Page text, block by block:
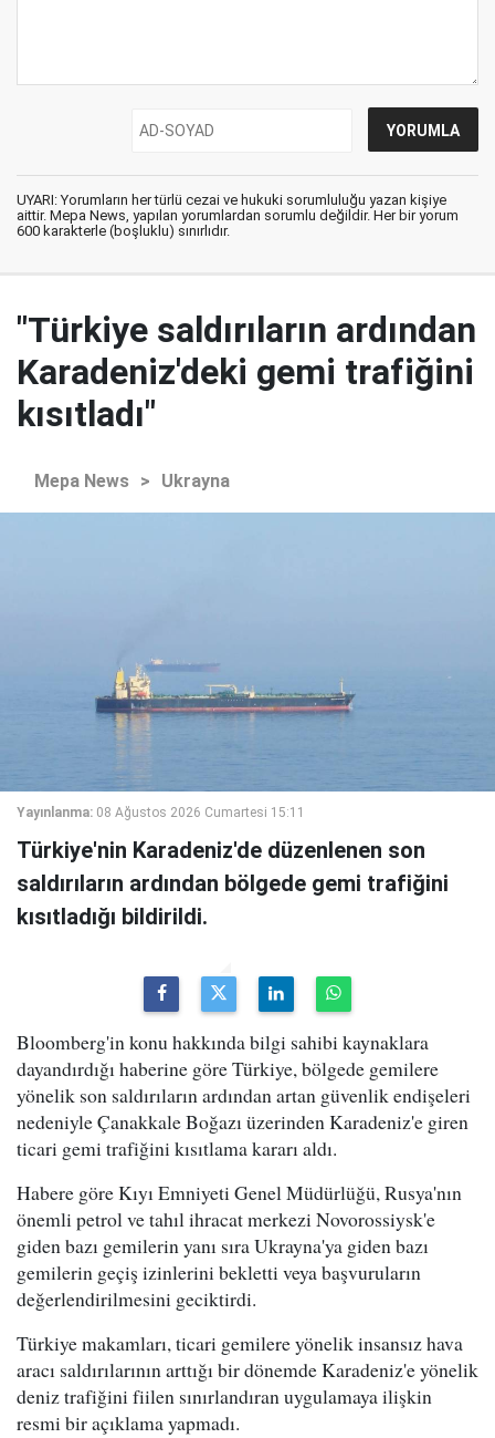
UYARI: Yorumların her türlü cezai ve hukuki sorumluluğu yazan kişiye
aittir. Mepa News, yapılan yorumlardan sorumlu değildir. Her bir yorum
600 karakterle (boşluklu) sınırlıdır.
"Türkiye saldırıların ardından
Karadeniz'deki gemi trafiğini
kısıtladı"
Mepa News > Ukrayna
Yayınlanma: 08 Ağustos 2026 Cumartesi 15:11
Türkiye'nin Karadeniz'de düzenlenen son
saldırıların ardından bölgede gemi trafiğini
kısıtladığı bildirildi.
Bloomberg'in konu hakkında bilgi sahibi kaynaklara
dayandırdığı haberine göre Türkiye, bölgede gemilere
yönelik son saldırıların ardından artan güvenlik endişeleri
nedeniyle Çanakkale Boğazı üzerinden Karadeniz'e giren
ticari gemi trafiğini kısıtlama kararı aldı.
Habere göre Kıyı Emniyeti Genel Müdürlüğü, Rusya'nın
önemli petrol ve tahıl ihracat merkezi Novorossiysk'e
giden bazı gemilerin yanı sıra Ukrayna'ya giden bazı
gemilerin geçiş izinlerini bekletti veya başvuruların
değerlendirilmesini geciktirdi.
Türkiye makamları, ticari gemilere yönelik insansız hava
aracı saldırılarının arttığı bir dönemde Karadeniz'e yönelik
deniz trafiğini fiilen sınırlandıran uygulamaya ilişkin
resmi bir açıklama yapmadı.